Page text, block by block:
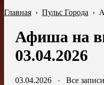
Главная › Пульс Города ›
Афиша на
03.04.2026
03.04.2026· Все